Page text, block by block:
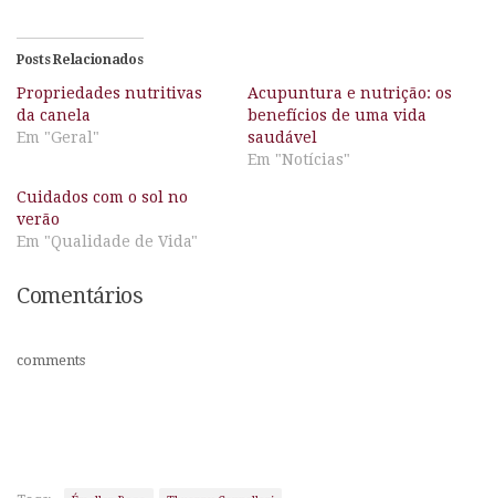
Posts Relacionados
Propriedades nutritivas
da canela
Em "Geral"
Acupuntura e nutrição: os
benefícios de uma vida
saudável
Em "Notícias"
Cuidados com o sol no
verão
Em "Qualidade de Vida"
Comentários
comments